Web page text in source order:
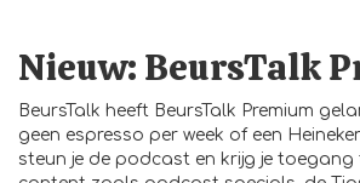
Nieuw: BeursTalk
BeursTalk heeft BeursTalk Premium
geen espresso per week of een
steun je de podcast en krijg je toegang